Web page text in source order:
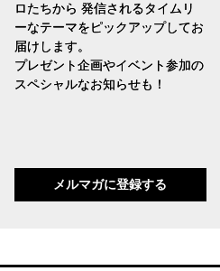
ロたちから 発信されるタイムリ
ーなテーマをピックアップしてお
届けします。
プレゼント企画やイベント参加の
スペシャルなお知らせも！
メルマガに登録する